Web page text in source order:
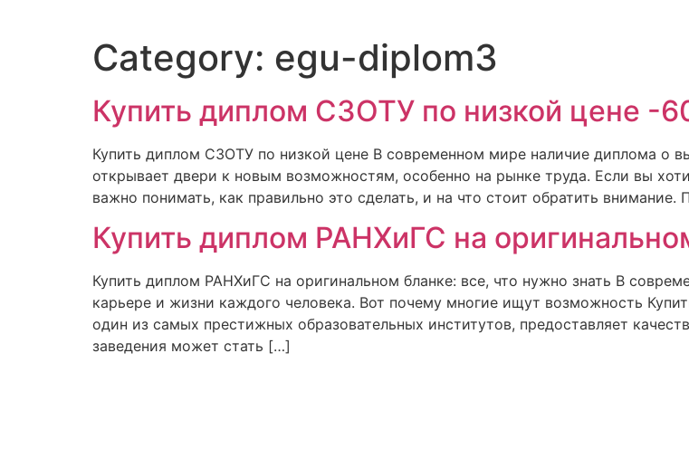
Category: egu-diplom3
Купить диплом СЗОТУ по низкой цене -
Купить диплом СЗОТУ по низкой цене В современном мире наличие диплома о
открывает двери к новым возможностям, особенно на рынке труда. Если вы
важно понимать, как правильно это сделать, и на что стоит обратить
Купить диплом РАНХиГС на
Купить диплом РАНХиГС на оригинальном бланке: все, что нужно знать В
карьере и жизни каждого человека. Вот почему многие ищут возможность
один из самых престижных образовательных институтов, предоставляет
заведения может стать […]